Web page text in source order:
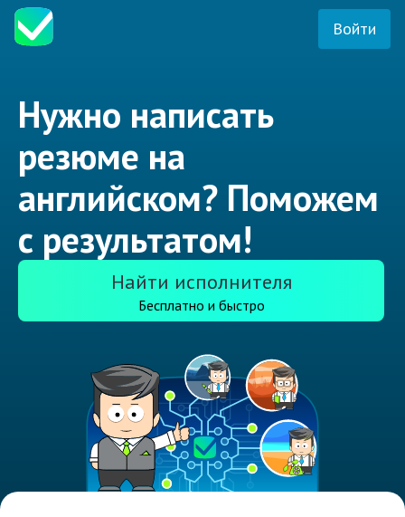
Войти
Нужно написать
резюме на
английском? Поможем
с результатом!
Найти исполнителя
Бесплатно и быстро